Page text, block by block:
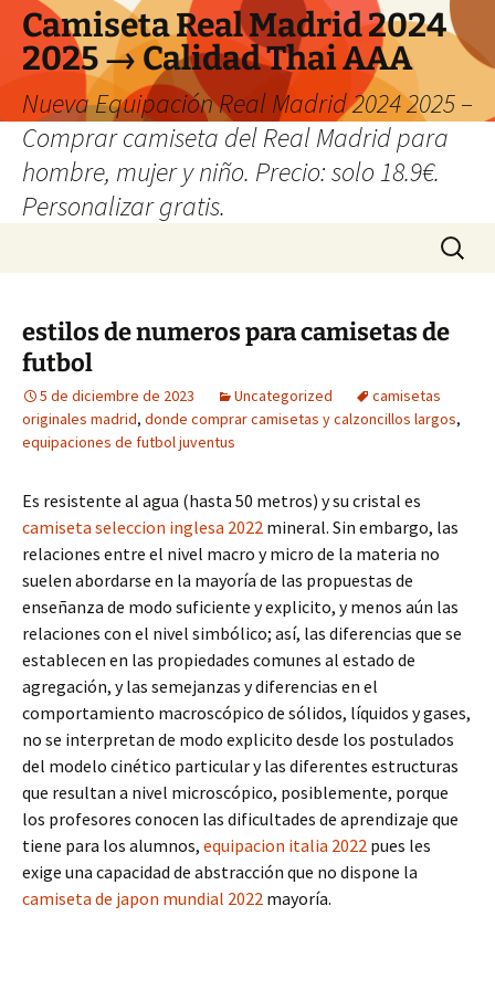
Camiseta Real Madrid 2024
2025 → Calidad Thai AAA
Nueva Equipación Real Madrid 2024 2025 –
Comprar camiseta del Real Madrid para
hombre, mujer y niño. Precio: solo 18.9€.
Personalizar gratis.
Buscar:
estilos de numeros para camisetas de
futbol
5 de diciembre de 2023 Uncategorized
camisetas
originales madrid, donde comprar camisetas y calzoncillos largos,
equipaciones de futbol juventus
Es resistente al agua (hasta 50 metros) y su cristal es
camiseta seleccion inglesa 2022 mineral. Sin embargo, las
relaciones entre el nivel macro y micro de la materia no
suelen abordarse en la mayoría de las propuestas de
enseñanza de modo suficiente y explicito, y menos aún las
relaciones con el nivel simbólico; así, las diferencias que se
establecen en las propiedades comunes al estado de
agregación, y las semejanzas y diferencias en el
comportamiento macroscópico de sólidos, líquidos y gases,
no se interpretan de modo explicito desde los postulados
del modelo cinético particular y las diferentes estructuras
que resultan a nivel microscópico, posiblemente, porque
los profesores conocen las dificultades de aprendizaje que
tiene para los alumnos, equipacion italia 2022 pues les
exige una capacidad de abstracción que no dispone la
camiseta de japon mundial 2022 mayoría.